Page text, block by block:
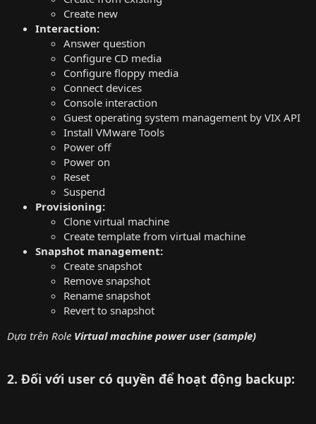
Create new
Interaction:
Answer question
Configure CD media
Configure floppy media
Connect devices
Console interaction
Guest operating system management by VIX API
Install VMware Tools
Power off
Power on
Reset
Suspend
Provisioning:
Clone virtual machine
Create template from virtual machine
Snapshot management:
Create snapshot
Remove snapshot
Rename snapshot
Revert to snapshot
Dựa trên Role Virtual machine power user (sample)
2. Đối với user có quyền để hoạt động backup: